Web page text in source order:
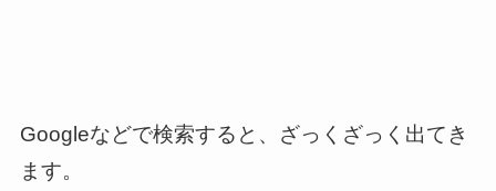
Googleなどで検索すると、ざっくざっく出てき
ます。